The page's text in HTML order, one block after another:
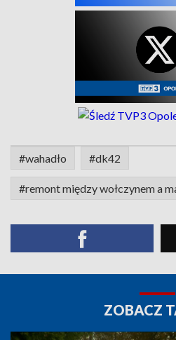
#wahadło #dk42
#remont między wołczynem a
ZOBACZ